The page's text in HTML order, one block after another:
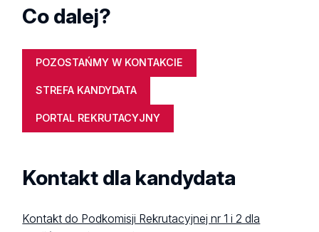
Co dalej?
POZOSTAŃMY W KONTAKCIE
STREFA KANDYDATA
PORTAL REKRUTACYJNY
Kontakt dla kandydata
Kontakt do Podkomisji Rekrutacyjnej nr 1 i 2 dla